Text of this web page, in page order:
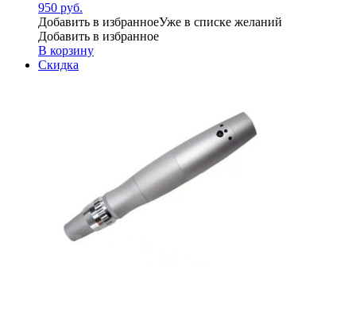
950 руб.
Добавить в избранноеУже в списке желаний
Добавить в избранное
В корзину
Скидка